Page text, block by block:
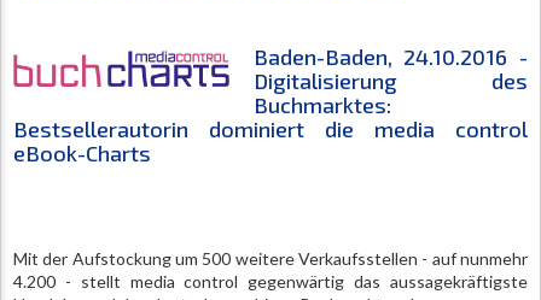
Baden-Baden, 24.10.2016 -
Digitalisierung des
Buchmarktes:
Bestsellerautorin dominiert die media control
eBook-Charts
Mit der Aufstockung um 500 weitere Verkaufsstellen - auf nunmehr
4.200 - stellt media control gegenwärtig das aussagekräftigste